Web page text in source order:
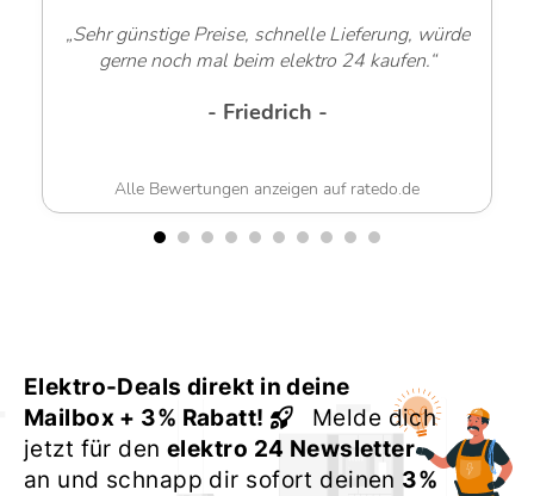
„Sehr günstige Preise, schnelle Lieferung, würde
gerne noch mal beim elektro 24 kaufen.“
- Friedrich -
Alle Bewertungen anzeigen auf ratedo.de
Elektro-Deals direkt in deine
Mailbox + 3% Rabatt!
Melde dich
jetzt für denelektro 24 Newsletter
an und schnapp dir sofort deinen 3%